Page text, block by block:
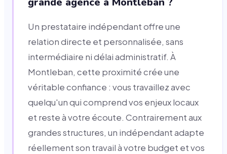
Un prestataire indépendant offre une
relation directe et personnalisée, sans
intermédiaire ni délai administratif. À
Montleban, cette proximité crée une
véritable confiance : vous travaillez avec
quelqu'un qui comprend vos enjeux locaux
et reste à votre écoute. Contrairement aux
grandes structures, un indépendant adapte
réellement son travail à votre budget et vos